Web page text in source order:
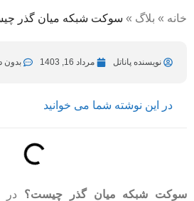
نویسنده پاناتلاسفند 22, 1403 در مرداد 16, 1403 خانه » بلاگ » سوکت شبکه میان گذر
نویسنده پاناتل مرداد 16, 1403 بدون
در این نوشته شما می خوانید
سوکت شبکه میان گذر چیست؟ در